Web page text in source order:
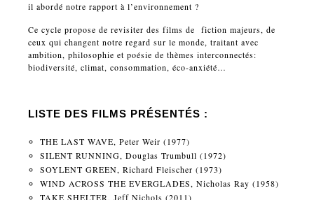
il abordé notre rapport à l’environnement ?
Ce cycle propose de revisiter des films de fiction majeurs, de
ceux qui changent notre regard sur le monde, traitant avec
ambition, philosophie et poésie de thèmes interconnectés:
biodiversité, climat, consommation, éco-anxiété…
LISTE DES FILMS PRÉSENTÉS :
THE LAST WAVE, Peter Weir (1977)
SILENT RUNNING, Douglas Trumbull (1972)
SOYLENT GREEN, Richard Fleischer (1973)
WIND ACROSS THE EVERGLADES, Nicholas Ray (1958)
TAKE SHELTER, Jeff Nichols (2011)